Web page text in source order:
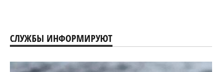
СЛУЖБЫ ИНФОРМИРУЮТ